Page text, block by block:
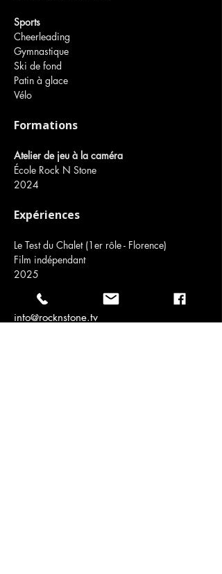
Sports
Cheerleading
Gymnastique
Ski de fond
Patin à glace
Vélo
Formations
Atelier de jeu à la caméra
École Rock N Stone
2024
Expériences
Le Test du Chalet (1er rôle - Florence)
Film indépendant
2025
info@rocknstone.tv